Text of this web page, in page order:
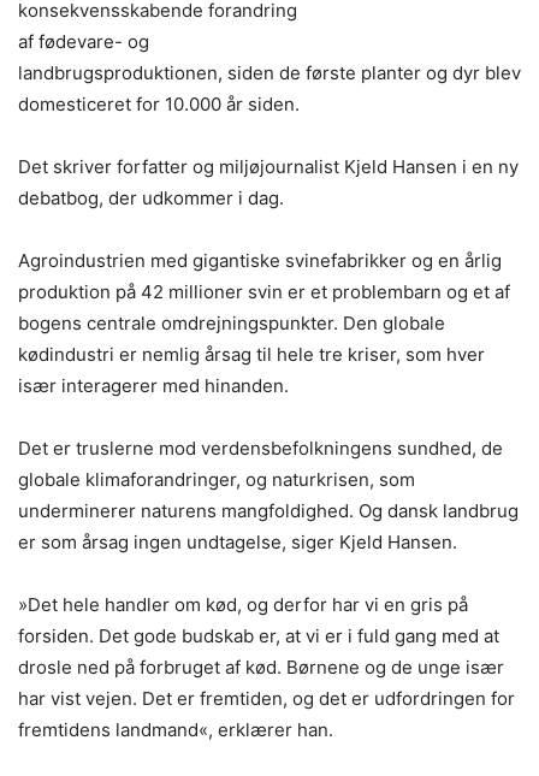
konsekvensskabende forandring
af fødevare- og
landbrugsproduktionen, siden de første planter og dyr blev
domesticeret for 10.000 år siden.
Det skriver forfatter og miljøjournalist Kjeld Hansen i en ny
debatbog, der udkommer i dag.
Agroindustrien med gigantiske svinefabrikker og en årlig
produktion på 42 millioner svin er et problembarn og et af
bogens centrale omdrejningspunkter. Den globale
kødindustri er nemlig årsag til hele tre kriser, som hver
især interagerer med hinanden.
Det er truslerne mod verdensbefolkningens sundhed, de
globale klimaforandringer, og naturkrisen, som
underminerer naturens mangfoldighed. Og dansk landbrug
er som årsag ingen undtagelse, siger Kjeld Hansen.
»Det hele handler om kød, og derfor har vi en gris på
forsiden. Det gode budskab er, at vi er i fuld gang med at
drosle ned på forbruget af kød. Børnene og de unge især
har vist vejen. Det er fremtiden, og det er udfordringen for
fremtidens landmand«, erklærer han.